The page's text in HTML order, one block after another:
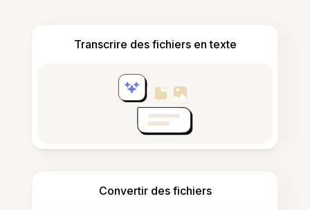
Transcrire des fichiers en texte
Convertir des fichiers